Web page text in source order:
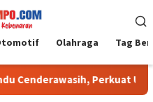
Olahraga Tag
Perkuat Upaya